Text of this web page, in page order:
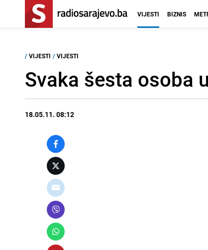
VIJESTI BIZNIS
/ VIJESTI / VIJESTI
Svaka šesta osoba
18.05.11. 08:12